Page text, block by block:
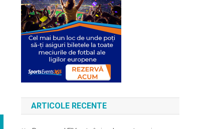
ARTICOLE RECENTE